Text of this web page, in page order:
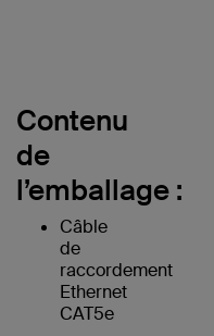
Contenu
de
l’emballage :
Câble
de
raccordement
Ethernet
CAT5e